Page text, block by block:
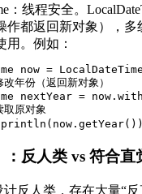
：线程安全。
作都返回新对象），
用。例如：
now =
年份（返回新对象）
nextYear =
原对象
反人类 vs 符合直
计反人类，存在大量“反